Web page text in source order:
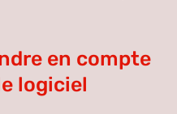
en compte
logiciel